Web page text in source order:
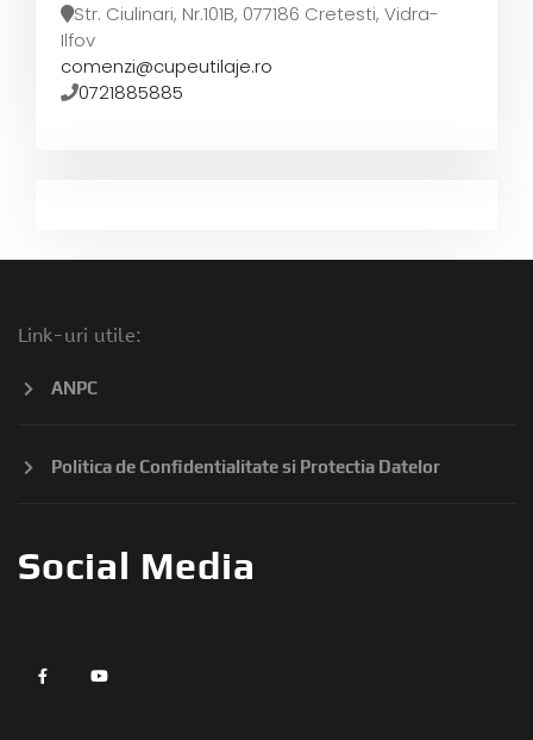
Str. Ciulinari, Nr.101B, 077186 Cretesti, Vidra-
Ilfov
comenzi@cupeutilaje.ro
0721885885
Link-uri utile:
ANPC
Politica de Confidentialitate si Protectia Datelor
Social Media